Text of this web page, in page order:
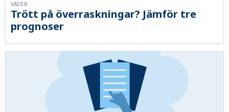
Trött på överraskningar? Jämför tre
prognoser
VÄDER